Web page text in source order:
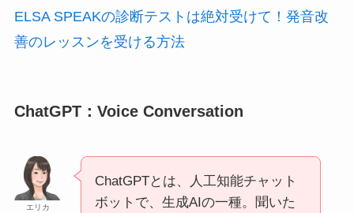
ELSA SPEAKの診断テストは絶対受けて！発音改
善のレッスンを受ける方法
ChatGPT：Voice Conversation
エリカ
ChatGPTとは、人工知能チャット
ボットで、生成AIの一種。聞いた